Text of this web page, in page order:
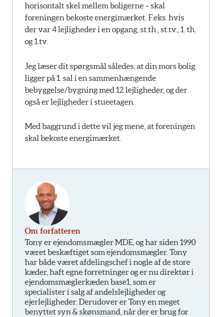
horisontalt skel mellem boligerne – skal
foreningen bekoste energimærket. F.eks. hvis
der var 4 lejligheder i en opgang, st.th., st.tv., 1. th.
og 1.tv.
Jeg læser dit spørgsmål således, at din mors bolig
ligger på 1. sal i en sammenhængende
bebyggelse/bygning med 12 lejligheder, og der
også er lejligheder i stueetagen.
Med baggrund i dette vil jeg mene, at foreningen
skal bekoste energimærket.
Om forfatteren
Tony er ejendomsmægler MDE, og har siden 1990
været beskæftiget som ejendomsmægler. Tony
har både været afdelingschef i nogle af de store
kæder, haft egne forretninger og er nu direktør i
ejendomsmæglerkæden base1, som er
specialister i salg af andelslejligheder og
ejerlejligheder. Derudover er Tony en meget
benyttet syn & skønsmand, når der er brug for